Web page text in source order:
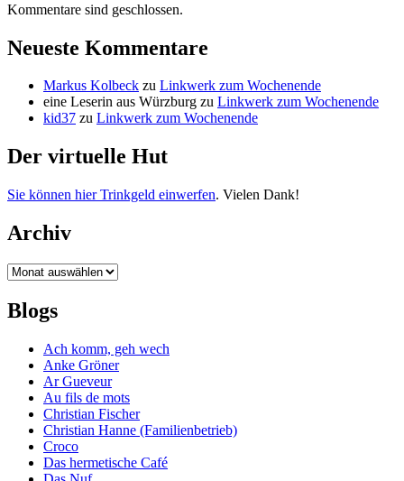
Kommentare sind geschlossen.
Neueste Kommentare
Markus Kolbeck zu Linkwerk zum Wochenende
eine Leserin aus Würzburg zu Linkwerk zum Wochenende
kid37 zu Linkwerk zum Wochenende
Der virtuelle Hut
Sie können hier Trinkgeld einwerfen. Vielen Dank!
Archiv
Archiv
Blogs
Ach komm, geh wech
Anke Gröner
Ar Gueveur
Au fils de mots
Christian Fischer
Christian Hanne (Familienbetrieb)
Croco
Das hermetische Café